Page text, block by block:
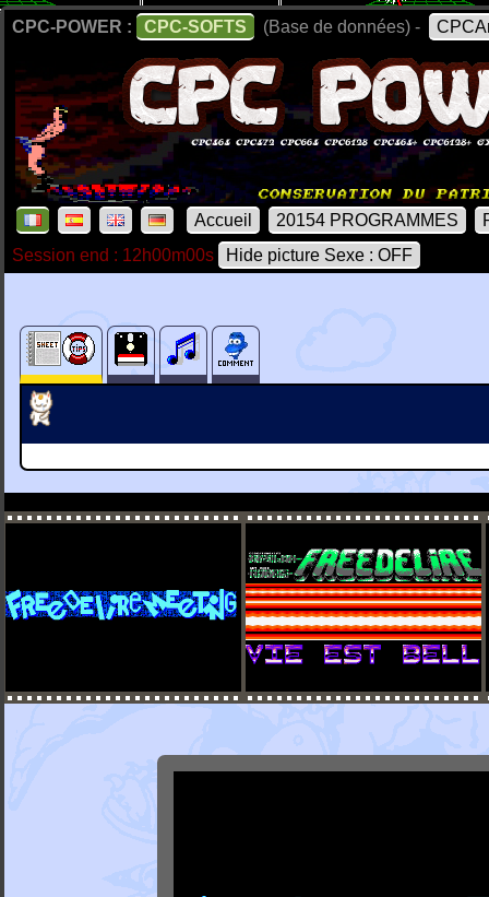
CPC-POWER : CPC-SOFTS (Base de données) -
Accueil 20154 PROGRAMMES
Session end : 12h00m00s
Hide picture Sexe : OFF